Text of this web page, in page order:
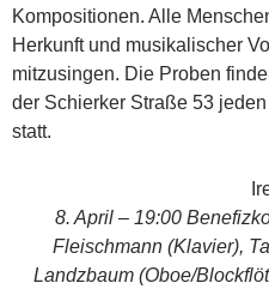
Kompositionen. Alle
Herkunft und musikalischer
mitzusingen. Die Proben
der Schierker Straße 53
statt.
8. April – 19:00
Fleischmann (Klavier),
Landz­baum (Oboe/